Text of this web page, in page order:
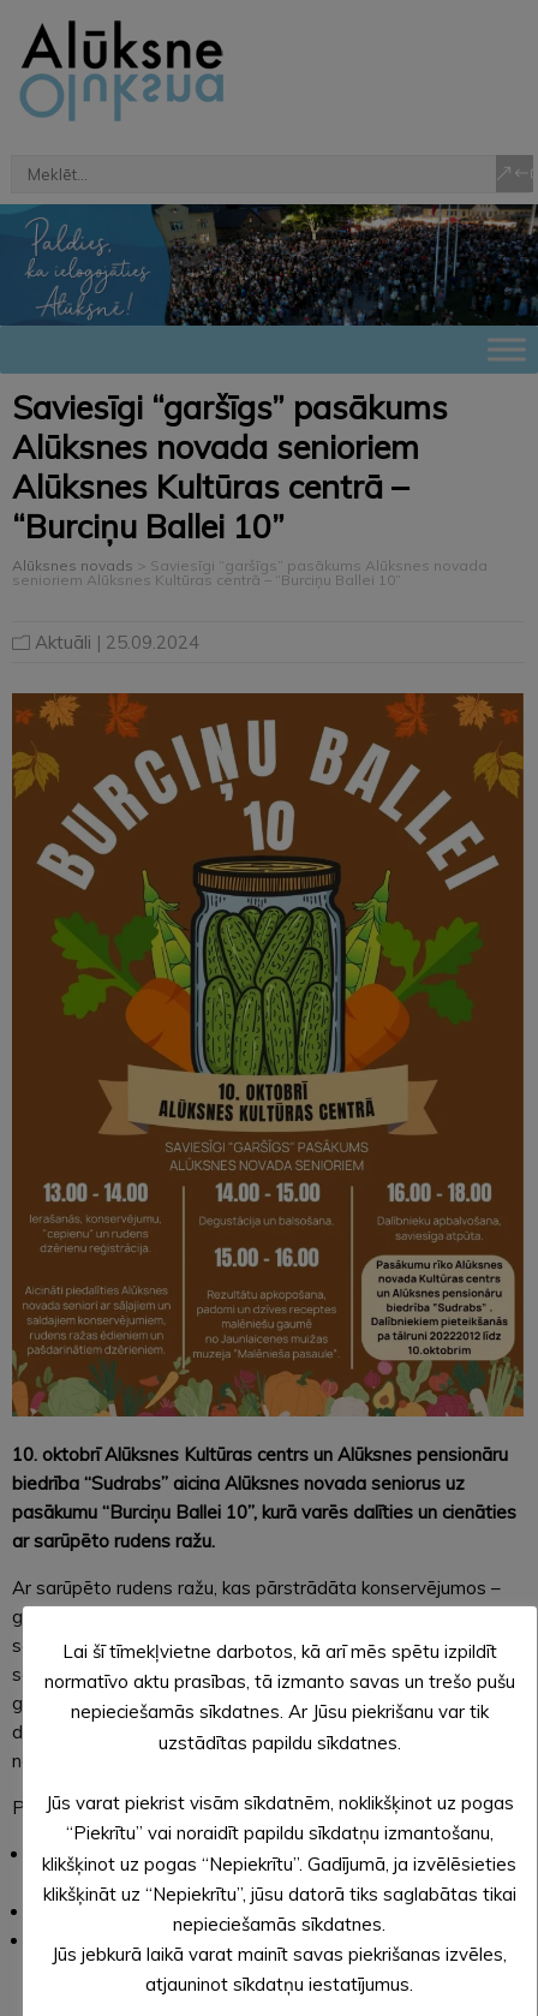
Saviesīgi “garšīgs” pasākums
Alūksnes novada senioriem
Alūksnes Kultūras centrā –
“Burciņu Ballei 10”
Alūksnes novads > Saviesīgi “garšīgs” pasākums Alūksnes novada
senioriem Alūksnes Kultūras centrā – “Burciņu Ballei 10”
Aktuāli | 25.09.2024
10. oktobrī Alūksnes Kultūras centrs un Alūksnes pensionāru
biedrība “Sudrabs” aicina Alūksnes novada seniorus uz
pasākumu “Burciņu Ballei 10”, kurā varēs dalīties un cienāties
ar sarūpēto rudens ražu.
Ar sarūpēto rudens ražu, kas pārstrādāta konservējumos –
gan sāļos, gan saldos, aicināti piedalīties Alūksnes novada
seniori. Degustācijas galds “Cepiens” aicina saimnieces un
saimniekus palepoties arī ar citādi pagatavotu rudens ražu. Šī
gada jaunums – aicinām lepoties ar pašdarinātiem rudens
dzērieniem. Ja nav izdevies atrast laiku, ko pagatavot, tas
nekas, arī tikai degustētāji ir laipni gaidīti!
Pasākuma norise:
13.00-14.00 ierašanās, konservējumu, “Cepienu” un rudens
dzērienu reģistrācija;
14.00-15.00 degustācija un balsošana;
15.00-16.00 rezultātu apkopošana, padomi un dzīves
receptes malēniešu gaumē no Jaunlaicenes muižas muzeja
“Malēnieša pasaule”;
Lai šī tīmekļvietne darbotos, kā arī mēs spētu izpildīt
normatīvo aktu prasības, tā izmanto savas un trešo pušu
nepieciešamās sīkdatnes. Ar Jūsu piekrišanu var tik
uzstādītas papildu sīkdatnes.
Jūs varat piekrist visām sīkdatnēm, noklikšķinot uz pogas
“Piekrītu” vai noraidīt papildu sīkdatņu izmantošanu,
klikšķinot uz pogas “Nepiekrītu”. Gadījumā, ja izvēlēsieties
klikšķināt uz “Nepiekrītu”, jūsu datorā tiks saglabātas tikai
nepieciešamās sīkdatnes.
Jūs jebkurā laikā varat mainīt savas piekrišanas izvēles,
atjauninot sīkdatņu iestatījumus.